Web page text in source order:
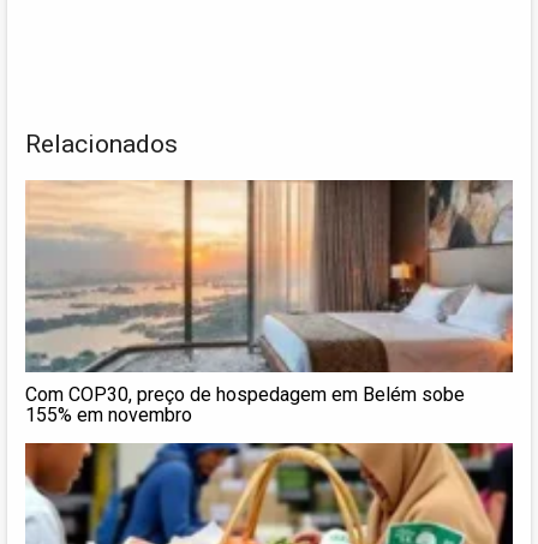
Relacionados
Com COP30, preço de hospedagem em Belém sobe
155% em novembro